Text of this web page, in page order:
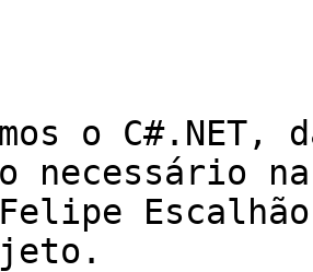
o C#.NET,
necessário